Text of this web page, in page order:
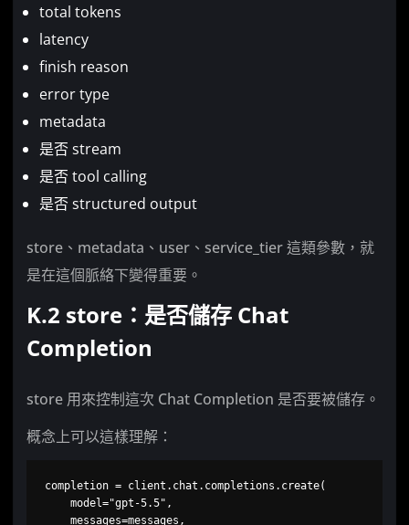
total tokens
latency
finish reason
error type
metadata
是否 stream
是否 tool calling
是否 structured output
store、metadata、user、service_tier 這類參數，就
是在這個脈絡下變得重要。
K.2 store：是否儲存 Chat
Completion
store 用來控制這次 Chat Completion 是否要被儲存。
概念上可以這樣理解：
completion = client.chat.completions.create(